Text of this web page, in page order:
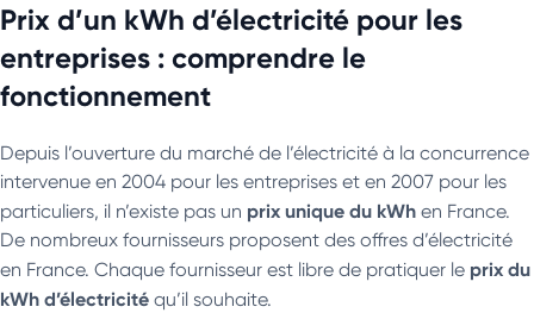
Prix d’un kWh d’électricité pour les
entreprises : comprendre le
fonctionnement
Depuis l’ouverture du marché de l’électricité à la concurrence
intervenue en 2004 pour les entreprises et en 2007 pour les
particuliers, il n’existe pas un prix unique du kWh en France.
De nombreux fournisseurs proposent des offres d’électricité
en France. Chaque fournisseur est libre de pratiquer le prix du
kWh d’électricité qu’il souhaite.